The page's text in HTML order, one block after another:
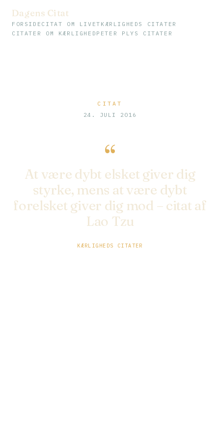
Dagens Citat
FORSIDE CITAT OM LIVET KÆRLIGHEDS CITATER
CITATER OM KÆRLIGHED PETER PLYS CITATER
CITAT
24. JULI 2016
“
At være dybt elsket giver dig
styrke, mens at være dybt
forelsket giver dig mod – citat af
Lao Tzu
KÆRLIGHEDS CITATER